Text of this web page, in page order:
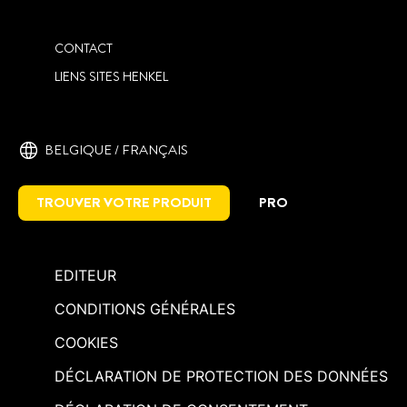
CONTACT
LIENS SITES HENKEL
BELGIQUE / FRANÇAIS
TROUVER VOTRE PRODUIT PRO
EDITEUR
CONDITIONS GÉNÉRALES
COOKIES
DÉCLARATION DE PROTECTION DES DONNÉES